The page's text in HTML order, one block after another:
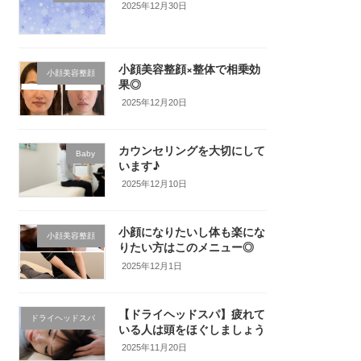
2025年12月30日
小顔美容整顔
小顔美容整顔×整体で相乗効
果◎
2025年12月20日
Baby
カウンセリングを大切にして
います♪
2025年12月10日
小顔美容整顔
小顔になりたいし体も楽にな
りたい方はこのメニュー◎
2025年12月1日
ドライヘッドスパ
【ドライヘッドスパ】疲れて
いる人は頭をほぐしましょう
2025年11月20日